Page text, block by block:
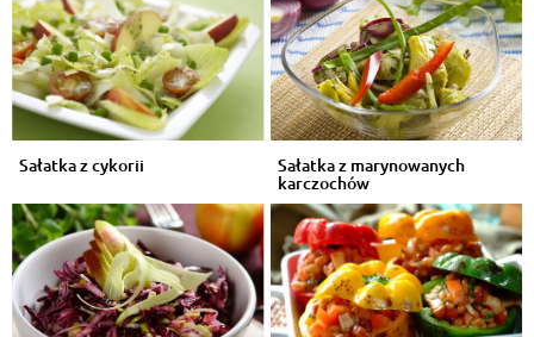
Sałatka z cykorii Sałatka z marynowanych
karczochów